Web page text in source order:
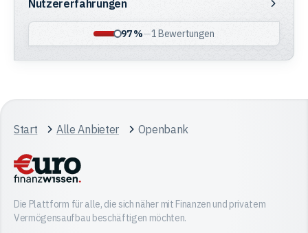
Finanzen
Anleihen
Nutzererfahrungen
97 %—1Bewertungen
Start Alle Anbieter Openbank
Die Plattform für alle, die sich näher mit Finanzen und privatem
Vermögensaufbau beschäftigen möchten.